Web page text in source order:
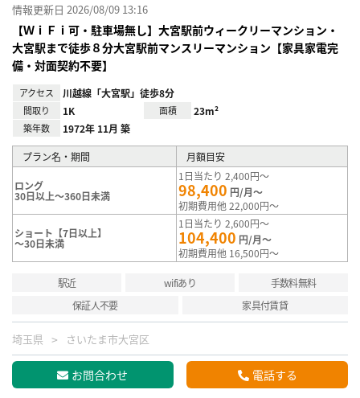
情報更新日 2026/08/09 13:16
【ＷｉＦｉ可・駐車場無し】大宮駅前ウィークリーマンション・
大宮駅まで徒歩８分大宮駅前マンスリーマンション【家具家電完
備・対面契約不要】
アクセス 川越線「大宮駅」徒歩8分
間取り 1K 面積 23m²
築年数 1972年 11月 築
プラン名・期間 月額目安
ロング
30日以上～360日未満
1日当たり 2,400円～
98,400 円/月～
初期費用他 22,000円～
ショート【7日以上】
～30日未満
1日当たり 2,600円～
104,400 円/月～
初期費用他 16,500円～
駅近 wifiあり
手数料無料
保証人不要
家具付賃貸
埼玉県 さいたま市大宮区
お問合わせ 電話する